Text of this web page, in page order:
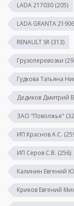
LADA 217030 (205)
LADA GRANTA
RENAULT SR (313)
Грузоперевозки
Гудкова Татьяна
Дедиков Дмитрий
ЗАО "Поволжье"
ИП Краснов А.С.
ИП Серов С.В. (256)
Калинин Евгений
Криков Евгений